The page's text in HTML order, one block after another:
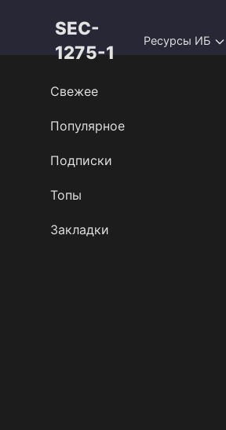
SEC-
1275-1
Ресурсы ИБ
Свежее
Популярное
Подписки
Топы
Закладки